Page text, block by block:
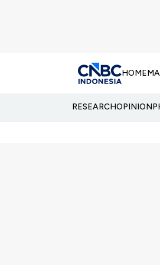
HOME
RESEARCHOPINION